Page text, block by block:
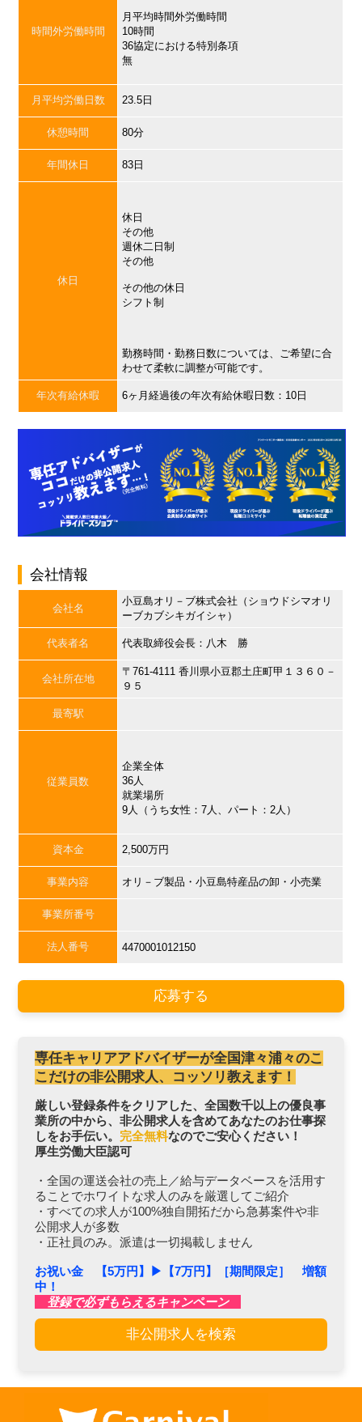
時間外労働時間
月平均時間外労働時間
10時間
36協定における特別条項
無
月平均労働日数 23.5日
休憩時間 80分
年間休日 83日
休日
休日
その他
週休二日制
その他
その他の休日
シフト制
勤務時間・勤務日数については、ご希望に合
わせて柔軟に調整が可能です。
年次有給休暇 6ヶ月経過後の年次有給休暇日数：10日
会社情報
会社名
小豆島オリ－ブ株式会社（ショウドシマオリ
ーブカブシキガイシャ）
代表者名 代表取締役会長：八木 勝
会社所在地
〒761-4111 香川県小豆郡土庄町甲１３６０－
９５
最寄駅
従業員数
企業全体
36人
就業場所
9人（うち女性：7人、パート：2人）
資本金 2,500万円
事業内容 オリ－ブ製品・小豆島特産品の卸・小売業
事業所番号
法人番号 4470001012150
応募する
専任キャリアアドバイザーが全国津々浦々のこ
こだけの非公開求人、コッソリ教えます！
厳しい登録条件をクリアした、全国数千以上の優良事
業所の中から、非公開求人を含めてあなたのお仕事探
しをお手伝い。 完全無料なのでご安心ください！
厚生労働大臣認可
・全国の運送会社の売上／給与データベースを活用す
ることでホワイトな求人のみを厳選してご紹介
・すべての求人が100%独自開拓だから急募案件や非
公開求人が多数
・正社員のみ。派遣は一切掲載しません
お祝い金 【5万円】▶︎【7万円】［期間限定］ 増額
中！
登録で必ずもらえるキャンペーン
非公開求人を検索